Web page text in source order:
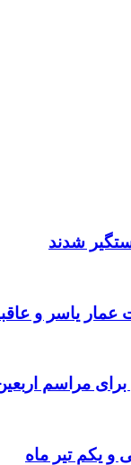
شدند
یاسر و
و یکم تیر ماه